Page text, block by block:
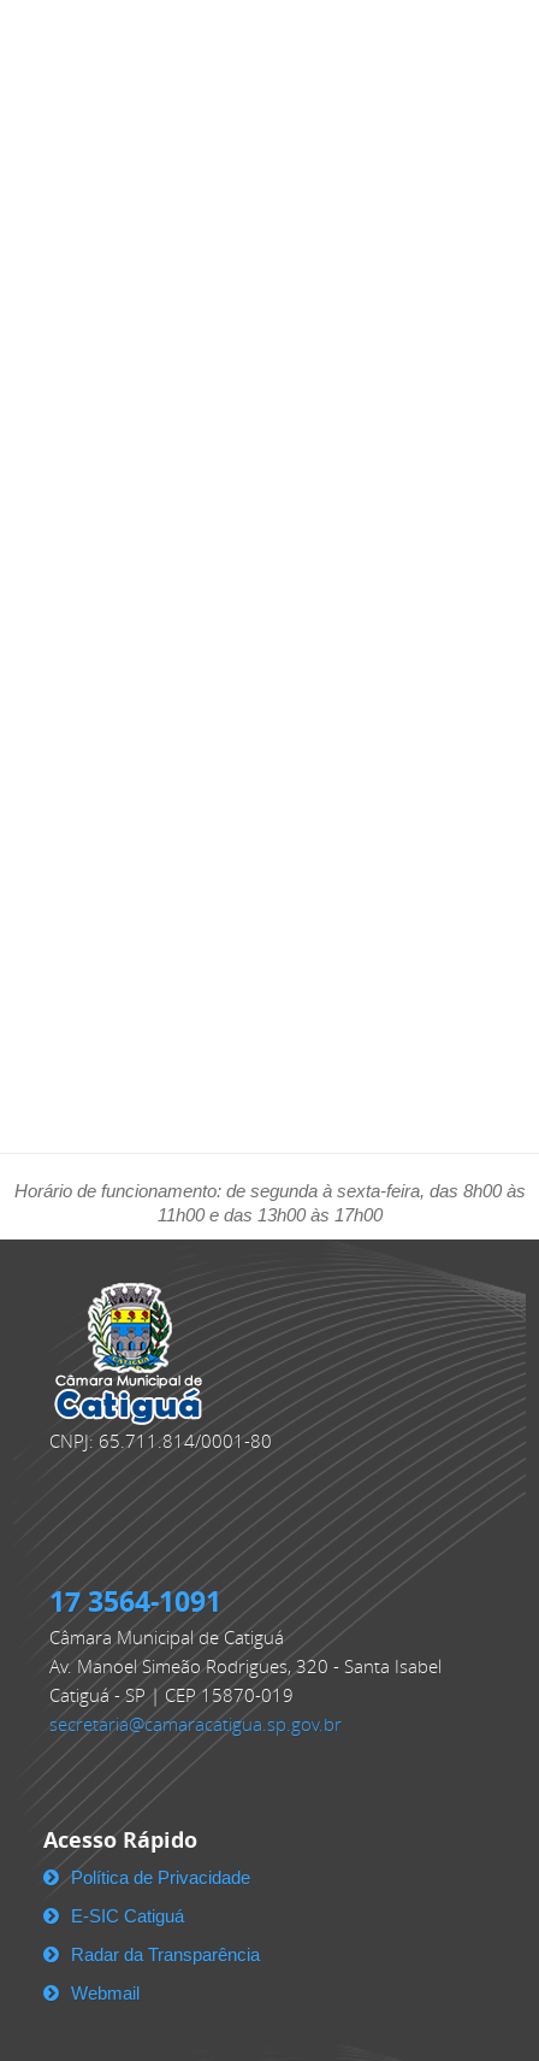
Horário de funcionamento: de segunda à sexta-feira, das 8h00 às
11h00 e das 13h00 às 17h00
CNPJ: 65.711.814/0001-80
17 3564-1091
Câmara Municipal de Catiguá
Av. Manoel Simeão Rodrigues, 320 - Santa Isabel
Catiguá - SP | CEP 15870-019
secretaria@camaracatigua.sp.gov.br
Acesso Rápido
Política de Privacidade
E-SIC Catiguá
Radar da Transparência
Webmail